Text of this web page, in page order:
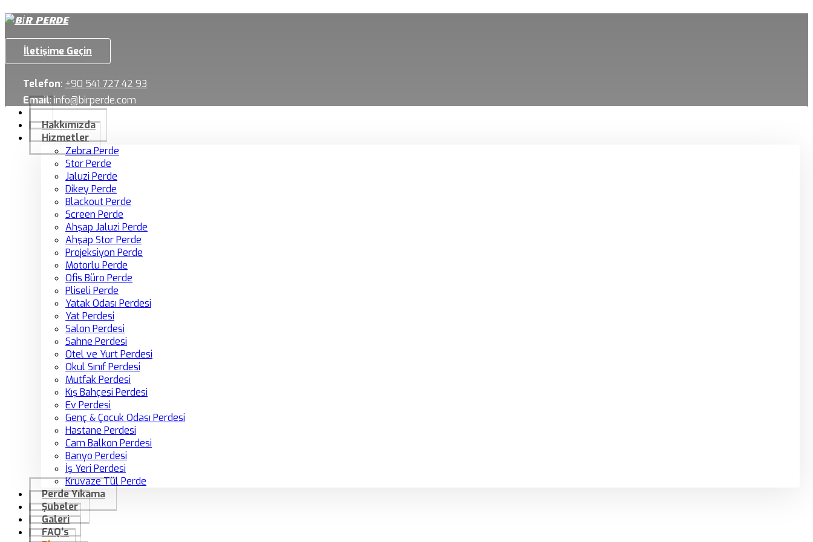
İletişime Geçin
Telefon: +90 541 727 42 93
Email:info@birperde.com
Hakkımızda
Hizmetler
Zebra Perde
Stor Perde
Jaluzi Perde
Dikey Perde
Blackout Perde
Screen Perde
Ahşap Jaluzi Perde
Ahşap Stor Perde
Projeksiyon Perde
Motorlu Perde
Ofis Büro Perde
Pliseli Perde
Yatak Odası Perdesi
Yat Perdesi
Salon Perdesi
Sahne Perdesi
Otel ve Yurt Perdesi
Okul Sınıf Perdesi
Mutfak Perdesi
Kış Bahçesi Perdesi
Ev Perdesi
Genç & Çocuk Odası Perdesi
Hastane Perdesi
Cam Balkon Perdesi
Banyo Perdesi
İş Yeri Perdesi
Kruvaze Tül Perde
Perde Yıkama
Şubeler
Galeri
FAQ’s